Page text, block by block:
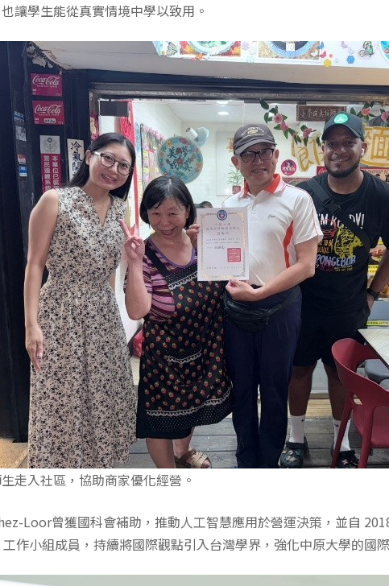
讓學生能從真實情境中學以致用。
走入社區，協助商家優化經營。
Loor曾獲國科會補助，推動人工智慧應用於營運決策，並自
作小組成員，持續將國際觀點引入台灣學界，強化中原大學的國